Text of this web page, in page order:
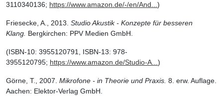
3110340136; https://www.amazon.de/-/en/And... )
Friesecke, A., 2013. Studio Akustik - Konzepte für besseren
Klang. Bergkirchen: PPV Medien GmbH.
(ISBN-10: 3955120791, ISBN-13: 978-
3955120795; https://www.amazon.de/Studio-A... )
Görne, T., 2007. Mikrofone - in Theorie und Praxis. 8. erw. Auflage.
Aachen: Elektor-Verlag GmbH.